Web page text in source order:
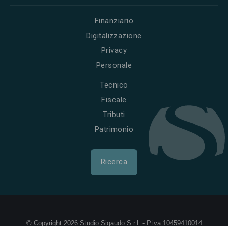
Finanziario
Digitalizzazione
Privacy
Personale
Tecnico
Fiscale
Tributi
Patrimonio
Ricerca
© Copyright 2026 Studio Sigaudo S.r.l. - P.iva 10459410014